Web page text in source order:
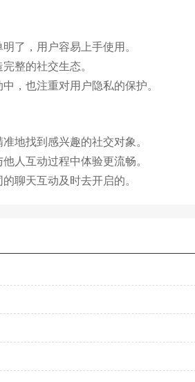
了，用户容易上手使用。
整的社交生态。
，也注重对用户隐私的保护。
地找到感兴趣的社交对象。
人互动过程中体验更流畅。
聊天互动及时去开启的。